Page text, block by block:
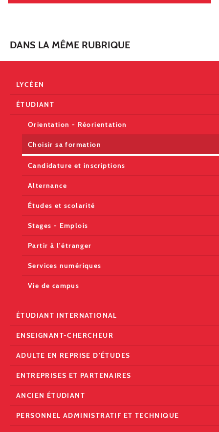
DANS LA MÊME RUBRIQUE
LYCÉEN
ÉTUDIANT
Orientation - Réorientation
Choisir sa formation
Candidature et inscriptions
Alternance
Études et scolarité
Stages - Emplois
Partir à l'étranger
Services numériques
Vie de campus
ÉTUDIANT INTERNATIONAL
ENSEIGNANT-CHERCHEUR
ADULTE EN REPRISE D'ÉTUDES
ENTREPRISES ET PARTENAIRES
ANCIEN ÉTUDIANT
PERSONNEL ADMINISTRATIF ET TECHNIQUE